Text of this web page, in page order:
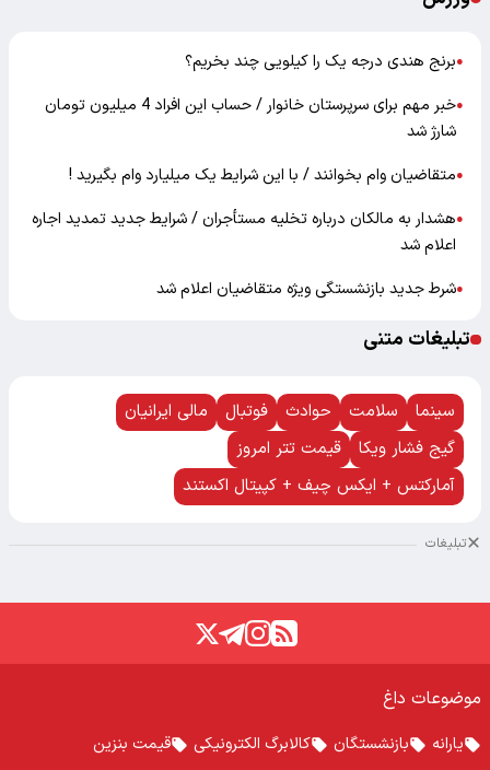
●برنج هندی درجه یک را کیلویی چند بخریم؟
●
خبر مهم برای سرپرستان خانوار / حساب این افراد 4 میلیون تومان
شارژ شد
●متقاضیان وام بخوانند / با این شرایط یک میلیارد وام بگیرید !
●هشدار به مالکان درباره تخلیه مستأجران / شرایط جدید تمدید اجاره
اعلام شد
●شرط جدید بازنشستگی ویژه متقاضیان اعلام شد
تبلیغات متنی
سینما سلامت حوادث فوتبال
مالی ایرانیان
گیج فشار ویکا
قیمت تتر امروز
آمارکتس + ایکس چیف + کپیتال اکستند
تبلیغات
موضوعات داغ
یارانه بازنشستگان کالابرگ الکترونیکی قیمت بنزین